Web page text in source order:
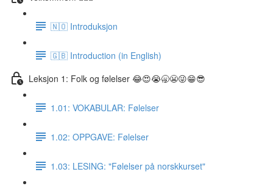
🇳🇴 Introduksjon
🇬🇧 Introduction (in English)
Leksjon 1: Folk og følelser 😂😍😭🥱😬😜😁😎
1.01: VOKABULAR: Følelser
1.02: OPPGAVE: Følelser
1.03: LESING: "Følelser på norskkurset"